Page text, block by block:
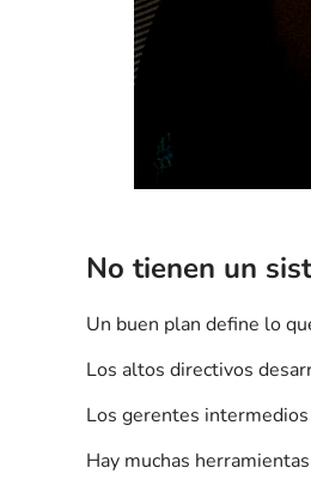
No tienen un
Un buen plan define lo
Los altos directivos
Los gerentes
Hay muchas